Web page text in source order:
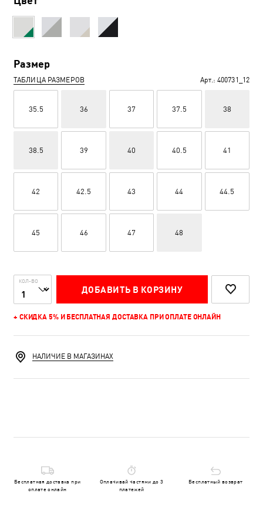
Размер
ТАБЛИЦА РАЗМЕРОВ Арт.: 400731_12
35.5 36 37 37.5 38
38.5 39 40 40.5 41
42 42.5 43 44 44.5
45 46 47 48
КОЛ-ВО
ДОБАВИТЬ В КОРЗИНУ
+ СКИДКА 5% И БЕСПЛАТНАЯ ДОСТАВКА ПРИ ОПЛАТЕ ОНЛАЙН
НАЛИЧИЕ В МАГАЗИНАХ
Бесплатная доставка при
оплате онлайн
Оплачивай частями до 3
платежей
Бесплатный возврат